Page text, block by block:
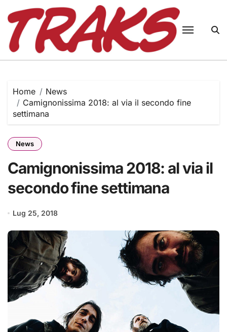
content
Home
News
Camignonissima 2018: al via il secondo fine
settimana
News
Camignonissima 2018: al via il
secondo fine settimana
Lug 25, 2018